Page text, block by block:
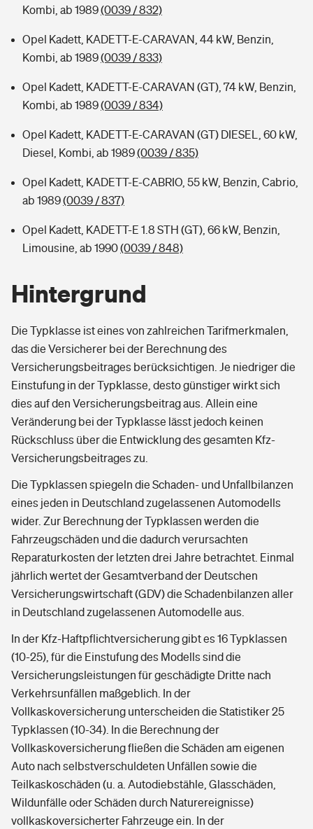
Kombi, ab 1989(0039 / 832)
Opel Kadett, KADETT-E-CARAVAN, 44 kW, Benzin,
Kombi, ab 1989(0039 / 833)
Opel Kadett, KADETT-E-CARAVAN (GT), 74 kW, Benzin,
Kombi, ab 1989(0039 / 834)
Opel Kadett, KADETT-E-CARAVAN (GT) DIESEL, 60 kW,
Diesel, Kombi, ab 1989(0039 / 835)
Opel Kadett, KADETT-E-CABRIO, 55 kW, Benzin, Cabrio,
ab 1989(0039 / 837)
Opel Kadett, KADETT-E 1.8 STH (GT), 66 kW, Benzin,
Limousine, ab 1990(0039 / 848)
Hintergrund
Die Typklasse ist eines von zahlreichen Tarifmerkmalen,
das die Versicherer bei der Berechnung des
Versicherungsbeitrages berücksichtigen. Je niedriger die
Einstufung in der Typklasse, desto günstiger wirkt sich
dies auf den Versicherungsbeitrag aus. Allein eine
Veränderung bei der Typklasse lässt jedoch keinen
Rückschluss über die Entwicklung des gesamten Kfz-
Versicherungsbeitrages zu.
Die Typklassen spiegeln die Schaden- und Unfallbilanzen
eines jeden in Deutschland zugelassenen Automodells
wider. Zur Berechnung der Typklassen werden die
Fahrzeugschäden und die dadurch verursachten
Reparaturkosten der letzten drei Jahre betrachtet. Einmal
jährlich wertet der Gesamtverband der Deutschen
Versicherungswirtschaft (GDV) die Schadenbilanzen aller
in Deutschland zugelassenen Automodelle aus.
In der Kfz-Haftpflichtversicherung gibt es 16 Typklassen
(10-25), für die Einstufung des Modells sind die
Versicherungsleistungen für geschädigte Dritte nach
Verkehrsunfällen maßgeblich. In der
Vollkaskoversicherung unterscheiden die Statistiker 25
Typklassen (10-34). In die Berechnung der
Vollkaskoversicherung fließen die Schäden am eigenen
Auto nach selbstverschuldeten Unfällen sowie die
Teilkaskoschäden (u. a. Autodiebstähle, Glasschäden,
Wildunfälle oder Schäden durch Naturereignisse)
vollkaskoversicherter Fahrzeuge ein. In der